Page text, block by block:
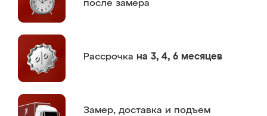
после замера
Рассрочка на 3, 4, 6 месяцев
Замер, доставка и подъем